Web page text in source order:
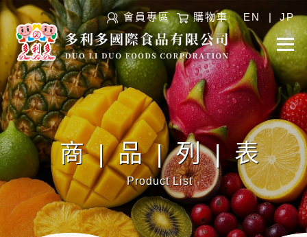
會員專區 購物車 EN JP
商|品|列|表
Product List